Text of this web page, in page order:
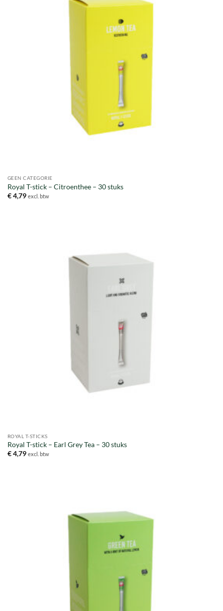
GEEN CATEGORIE
Royal T-stick – Citroenthee – 30 stuks
€4,79 excl. btw
ROYAL T-STICKS
Royal T-stick – Earl Grey Tea – 30 stuks
€4,79 excl. btw